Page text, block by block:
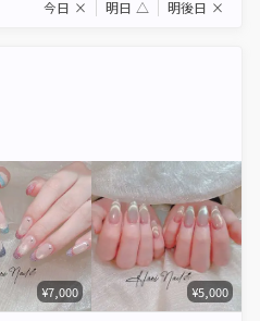
今日 × 明日 △ 明後日 ×
¥7,000 ¥5,000